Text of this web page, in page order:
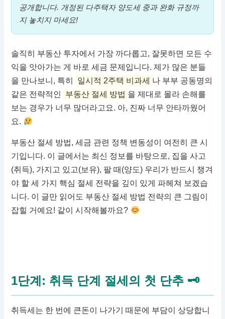
공개합니다. 개정된 다주택자 양도세 중과 완화 규정까
지 놓치지 마세요!
솔직히 부동산 투자에서 가장 까다롭고, 잘못하면 모든 수
익을 앗아가는 게 바로 세금 문제입니다. 제가 많은 분들
을 만나보니, 특히
일시적 2주택 비과세 나 부부 공동명의
같은 전략적인
부동산 절세 방법 을 제대로 몰라 손해를
보는 경우가 너무 많더라고요. 아, 진짜 너무 안타까웠어
요.
부동산 절세 방법, 세금 관련 정책 변동성이 여전히 큰 시
기입니다. 이 글에서는 최신 정보를 바탕으로, 집을 사고
(취득), 가지고 있고(보유), 팔 때(양도) 우리가 반드시 챙겨
야 할 세 가지 핵심 절세 전략을 깊이 있게 파헤쳐 보겠습
니다. 이 글만 읽어도 부동산 절세 방법 전략의 큰 그림이
잡힐 거예요! 같이 시작해볼까요?
1단계: 취득 단계 절세의 첫 단추 🗝
취득세는 한 번에 큰돈이 나가기 때문에 부담이 상당합니